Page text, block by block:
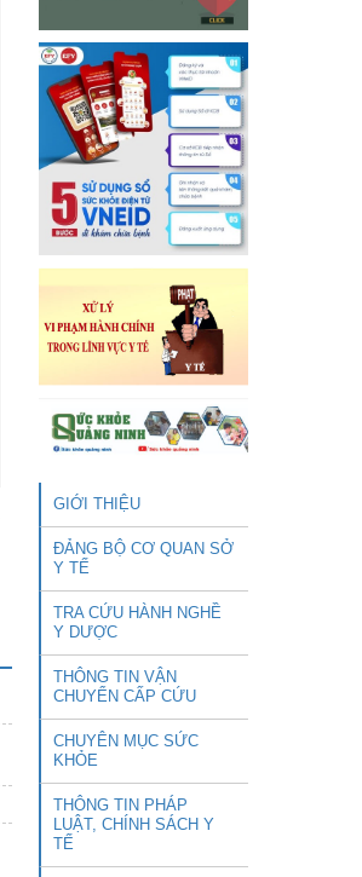
GIỚI THIỆU
ĐẢNG BỘ CƠ QUAN SỞ
Y TẾ
TRA CỨU HÀNH NGHỀ
Y DƯỢC
THÔNG TIN VẬN
CHUYỂN CẤP CỨU
CHUYÊN MỤC SỨC
KHỎE
THÔNG TIN PHÁP
LUẬT, CHÍNH SÁCH Y
TẾ